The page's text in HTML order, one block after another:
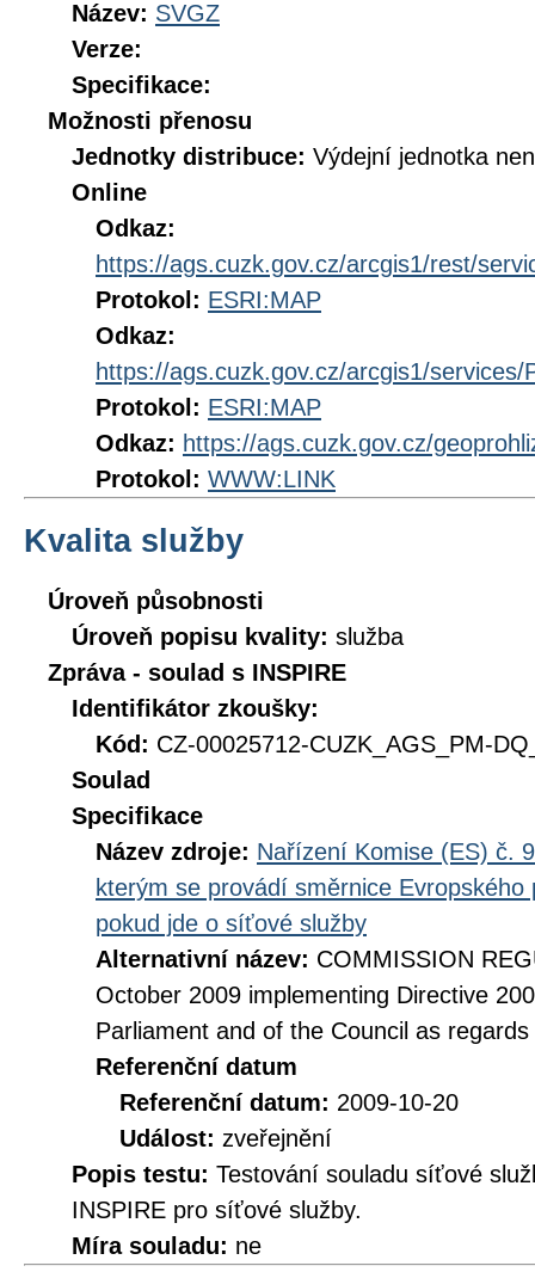
Název: SVGZ
Verze:
Specifikace:
Možnosti přenosu
Jednotky distribuce: Výdejní jednotka
Online
Odkaz:
https://ags.cuzk.gov.cz/arcgis1/rest/
Protokol: ESRI:MAP
Odkaz:
https://ags.cuzk.gov.cz/arcgis1/
Protokol: ESRI:MAP
Odkaz: https://ags.cuzk.gov.cz/
Protokol: WWW:LINK
Kvalita služby
Úroveň působnosti
Úroveň popisu kvality: služba
Zpráva - soulad s INSPIRE
Identifikátor zkoušky:
Kód: CZ-00025712-CUZK_AGS_PM-
Soulad
Specifikace
Název zdroje: Nařízení Komise (ES) č.
kterým se provádí směrnice
pokud jde o síťové služby
Alternativní název: COMMISSION
October 2009 implementing Directive
Parliament and of the Council as
Referenční datum
Referenční datum: 2009-10-20
Událost: zveřejnění
Popis testu: Testování souladu síťové
INSPIRE pro síťové služby.
Míra souladu: ne